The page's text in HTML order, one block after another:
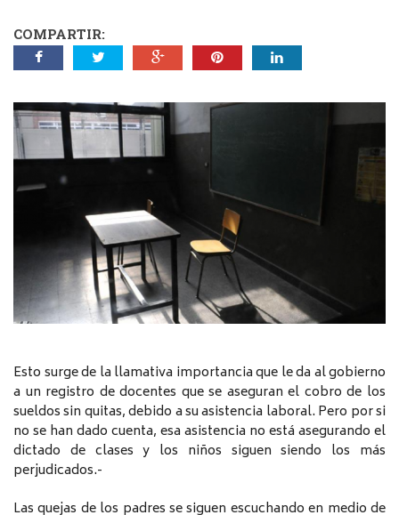
COMPARTIR:
Esto surge de la llamativa importancia que le da al gobierno
a un registro de docentes que se aseguran el cobro de los
sueldos sin quitas, debido a su asistencia laboral. Pero por si
no se han dado cuenta, esa asistencia no está asegurando el
dictado de clases y los niños siguen siendo los más
perjudicados.-
Las quejas de los padres se siguen escuchando en medio de